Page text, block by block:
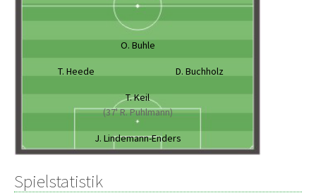
O. Buhle
T. Heede D. Buchholz
T. Keil
(37' R. Puhlmann)
J. Lindemann-Enders
Spielstatistik